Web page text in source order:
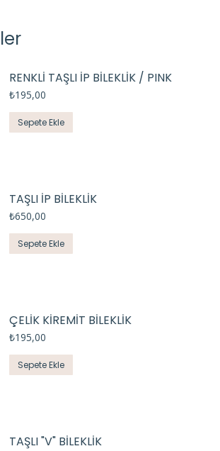
RENKLİ TAŞLI İP BİLEKLİK / PINK
₺195,00
Sepete Ekle
TAŞLI İP BİLEKLİK
₺650,00
Sepete Ekle
ÇELİK KİREMİT BİLEKLİK
₺195,00
Sepete Ekle
TAŞLI "V" BİLEKLİK